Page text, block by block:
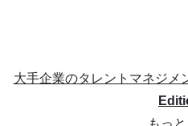
大手企業のタレントマネジメ
もっ